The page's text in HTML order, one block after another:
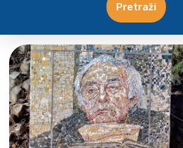
Pretraži